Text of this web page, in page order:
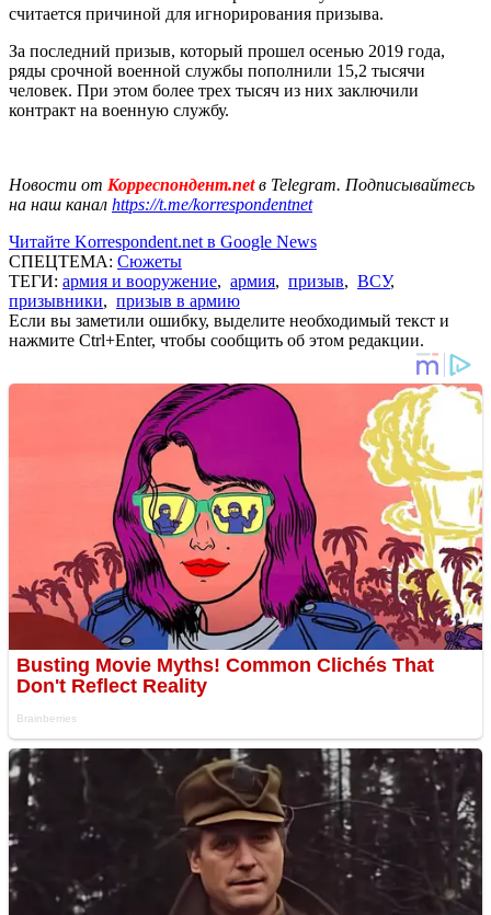
считается причиной для игнорирования призыва.
За последний призыв, который прошел осенью 2019 года,
ряды срочной военной службы пополнили 15,2 тысячи
человек. При этом более трех тысяч из них заключили
контракт на военную службу.
Новости от Корреспондент.netв Telegram. Подписывайтесь
на наш канал https://t.me/korrespondentnet
Читайте Korrespondent.net в Google News
СПЕЦТЕМА: Сюжеты
ТЕГИ: армия и вооружение, армия, призыв, ВСУ,
призывники, призыв в армию
Если вы заметили ошибку, выделите необходимый текст и
нажмите Ctrl+Enter, чтобы сообщить об этом редакции.